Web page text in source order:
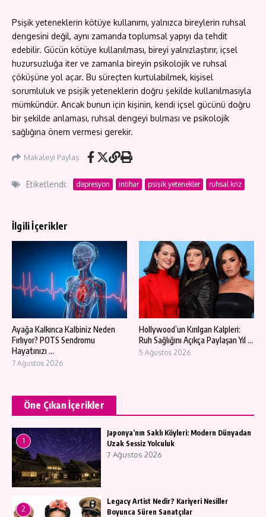
Psişik yeteneklerin kötüye kullanımı, yalnızca bireylerin ruhsal
dengesini değil, aynı zamanda toplumsal yapıyı da tehdit
edebilir. Gücün kötüye kullanılması, bireyi yalnızlaştırır, içsel
huzursuzluğa iter ve zamanla bireyin psikolojik ve ruhsal
çöküşüne yol açar. Bu süreçten kurtulabilmek, kişisel
sorumluluk ve psişik yeteneklerin doğru şekilde kullanılmasıyla
mümkündür. Ancak bunun için kişinin, kendi içsel gücünü doğru
bir şekilde anlaması, ruhsal dengeyi bulması ve psikolojik
sağlığına önem vermesi gerekir.
Makaleyi Paylaş
Etiketlendi: depresyon intihar psişik yetenekler ruhsal kriz
İlgili İçerikler
Ayağa Kalkınca Kalbiniz Neden
Fırlıyor? POTS Sendromu
Hayatınızı ...
7 Ağustos 2026
Hollywood’un Kırılgan Kalpleri:
Ruh Sağlığını Açıkça Paylaşan Yıl ...
5 Ağustos 2026
Öne Çıkan İçerikler
1
Japonya’nın Saklı Köyleri: Modern Dünyadan
Uzak Sessiz Yolculuk
7 Ağustos 2026
2
Legacy Artist Nedir? Kariyeri Nesiller
Boyunca Süren Sanatçılar